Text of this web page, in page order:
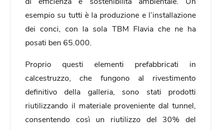
esempio su tutti è la produzione e l’installazione
dei conci, con la sola TBM Flavia che ne ha
posati ben 65.000.
Proprio questi elementi prefabbricati in
calcestruzzo, che fungono al rivestimento
definitivo della galleria, sono stati prodotti
riutilizzando il materiale proveniente dal tunnel,
consentendo così un riutilizzo del 30% del